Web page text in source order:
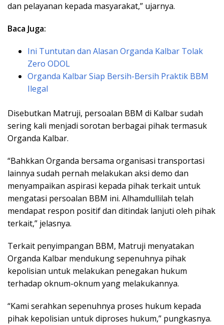
dan pelayanan kepada masyarakat,” ujarnya.
Baca Juga:
Ini Tuntutan dan Alasan Organda Kalbar Tolak
Zero ODOL
Organda Kalbar Siap Bersih-Bersih Praktik BBM
Ilegal
Disebutkan Matruji, persoalan BBM di Kalbar sudah
sering kali menjadi sorotan berbagai pihak termasuk
Organda Kalbar.
“Bahkkan Organda bersama organisasi transportasi
lainnya sudah pernah melakukan aksi demo dan
menyampaikan aspirasi kepada pihak terkait untuk
mengatasi persoalan BBM ini. Alhamdullilah telah
mendapat respon positif dan ditindak lanjuti oleh pihak
terkait,” jelasnya.
Terkait penyimpangan BBM, Matruji menyatakan
Organda Kalbar mendukung sepenuhnya pihak
kepolisian untuk melakukan penegakan hukum
terhadap oknum-oknum yang melakukannya.
“Kami serahkan sepenuhnya proses hukum kepada
pihak kepolisian untuk diproses hukum,” pungkasnya.